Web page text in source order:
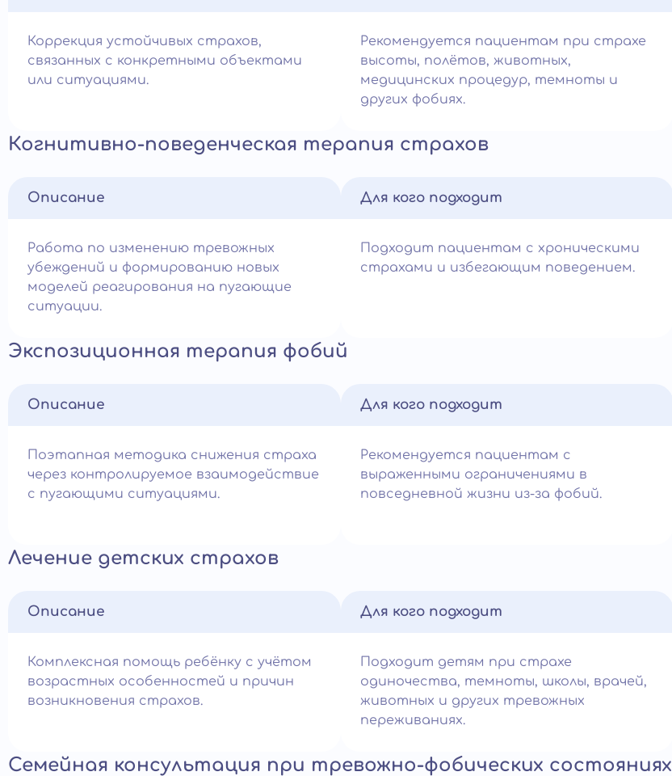
Коррекция устойчивых страхов,
связанных с конкретными объектами
или ситуациями.
Рекомендуется пациентам при страхе
высоты, полётов, животных,
медицинских процедур, темноты и
других фобиях.
Когнитивно-поведенческая терапия страхов
Описание
Работа по изменению тревожных
убеждений и формированию новых
моделей реагирования на пугающие
ситуации.
Для кого подходит
Подходит пациентам с хроническими
страхами и избегающим поведением.
Экспозиционная терапия фобий
Описание
Поэтапная методика снижения страха
через контролируемое взаимодействие
с пугающими ситуациями.
Для кого подходит
Рекомендуется пациентам с
выраженными ограничениями в
повседневной жизни из-за фобий.
Лечение детских страхов
Описание
Комплексная помощь ребёнку с учётом
возрастных особенностей и причин
возникновения страхов.
Для кого подходит
Подходит детям при страхе
одиночества, темноты, школы, врачей,
животных и других тревожных
переживаниях.
Семейная консультация при тревожно-фобических состояниях